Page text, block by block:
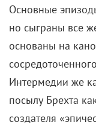
Основные
но сыграны все
основаны на
Интермедии же
посылу Брехта
создателя